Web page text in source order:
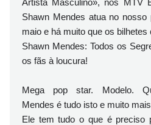
Artista Masculino», nos MTV
Shawn Mendes atua no
maio e há muito que os bilhetes
Shawn Mendes: Todos os
os fãs à loucura!
Mega pop star. Modelo.
Mendes é tudo isto e muito
Ele tem tudo o que é preciso